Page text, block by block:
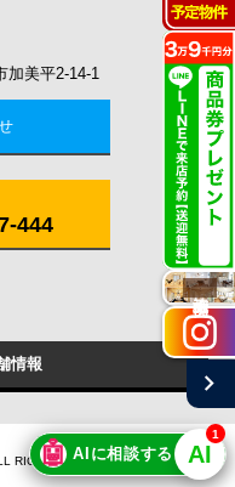
加美平2-14-1
444
情報
施工実例
chevron_right
🤖 AIに相談する AI
1